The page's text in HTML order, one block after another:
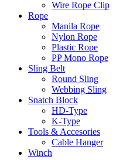
Wire Rope Clip
Rope
Manila Rope
Nylon Rope
Plastic Rope
PP Mono Rope
Sling Belt
Round Sling
Webbing Sling
Snatch Block
HD-Type
K-Type
Tools & Accesories
Cable Hanger
Winch